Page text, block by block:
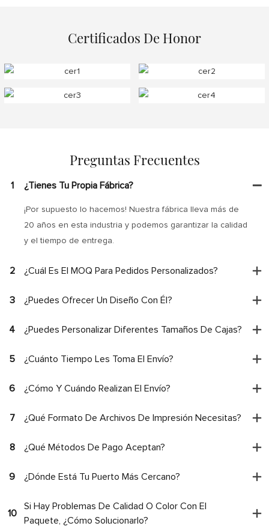
Certificados De Honor
Preguntas Frecuentes
1 ¿Tienes Tu Propia Fábrica?
¡Por supuesto lo hacemos! Nuestra fábrica lleva más de
20 años en esta industria y podemos garantizar la calidad
y el tiempo de entrega.
2 ¿Cuál Es El MOQ Para Pedidos Personalizados?
3 ¿Puedes Ofrecer Un Diseño Con Él?
4 ¿Puedes Personalizar Diferentes Tamaños De Cajas?
5 ¿Cuánto Tiempo Les Toma El Envío?
6 ¿Cómo Y Cuándo Realizan El Envío?
7 ¿Qué Formato De Archivos De Impresión Necesitas?
8 ¿Qué Métodos De Pago Aceptan?
9 ¿Dónde Está Tu Puerto Más Cercano?
10
Si Hay Problemas De Calidad O Color Con El
Paquete, ¿cómo Solucionarlo?